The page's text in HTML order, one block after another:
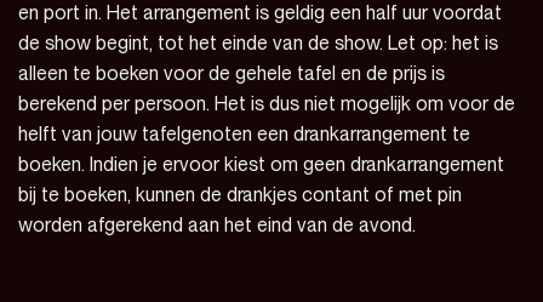
en port in. Het arrangement is geldig een half uur voordat
de show begint, tot het einde van de show. Let op: het is
alleen te boeken voor de gehele tafel en de prijs is
berekend per persoon. Het is dus niet mogelijk om voor de
helft van jouw tafelgenoten een drankarrangement te
boeken. Indien je ervoor kiest om geen drankarrangement
bij te boeken, kunnen de drankjes contant of met pin
worden afgerekend aan het eind van de avond.